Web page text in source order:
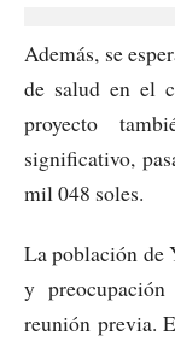
Además, se
de salud en el
proyecto
significativo,
mil 048 soles.
La población de
y
reunión previa.